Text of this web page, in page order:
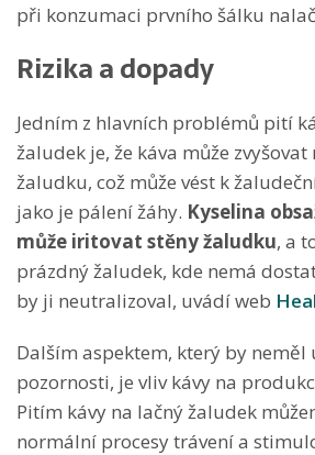
při konzumaci prvního šálku
Rizika a dopady
Jedním z hlavních problémů pití
žaludek je, že káva může
žaludku, což může vést k
jako je pálení žáhy. Kyselina
může iritovat stěny žaludku, a
prázdný žaludek, kde nemá
by ji neutralizoval, uvádí web
Dalším aspektem, který by
pozornosti, je vliv kávy na
Pitím kávy na lačný žaludek
normální procesy trávení a